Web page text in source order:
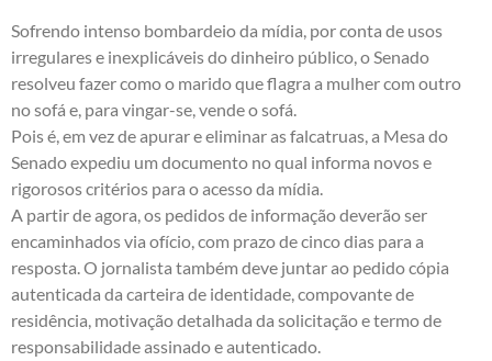
Sofrendo intenso bombardeio da mídia, por conta de usos
irregulares e inexplicáveis do dinheiro público, o Senado
resolveu fazer como o marido que flagra a mulher com outro
no sofá e, para vingar-se, vende o sofá.
Pois é, em vez de apurar e eliminar as falcatruas, a Mesa do
Senado expediu um documento no qual informa novos e
rigorosos critérios para o acesso da mídia.
A partir de agora, os pedidos de informação deverão ser
encaminhados via ofício, com prazo de cinco dias para a
resposta. O jornalista também deve juntar ao pedido cópia
autenticada da carteira de identidade, compovante de
residência, motivação detalhada da solicitação e termo de
responsabilidade assinado e autenticado.